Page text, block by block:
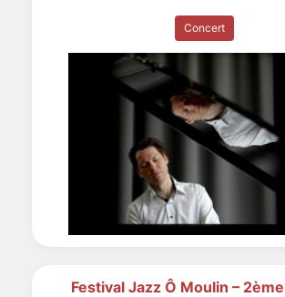
Concert
Festival Jazz Ô Moulin –